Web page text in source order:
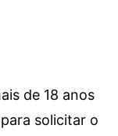
de 18 anos
solicitar o